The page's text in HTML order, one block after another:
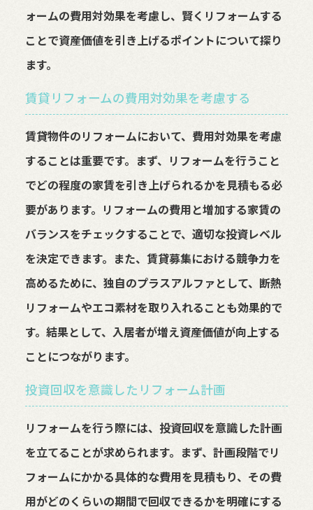
ォームの費用対効果を考慮し、賢くリフォームする
ことで資産価値を引き上げるポイントについて探り
ます。
賃貸リフォームの費用対効果を考慮する
賃貸物件のリフォームにおいて、費用対効果を考慮
することは重要です。まず、リフォームを行うこと
でどの程度の家賃を引き上げられるかを見積もる必
要があります。リフォームの費用と増加する家賃の
バランスをチェックすることで、適切な投資レベル
を決定できます。また、賃貸募集における競争力を
高めるために、独自のプラスアルファとして、断熱
リフォームやエコ素材を取り入れることも効果的で
す。結果として、入居者が増え資産価値が向上する
ことにつながります。
投資回収を意識したリフォーム計画
リフォームを行う際には、投資回収を意識した計画
を立てることが求められます。まず、計画段階でリ
フォームにかかる具体的な費用を見積もり、その費
用がどのくらいの期間で回収できるかを明確にする